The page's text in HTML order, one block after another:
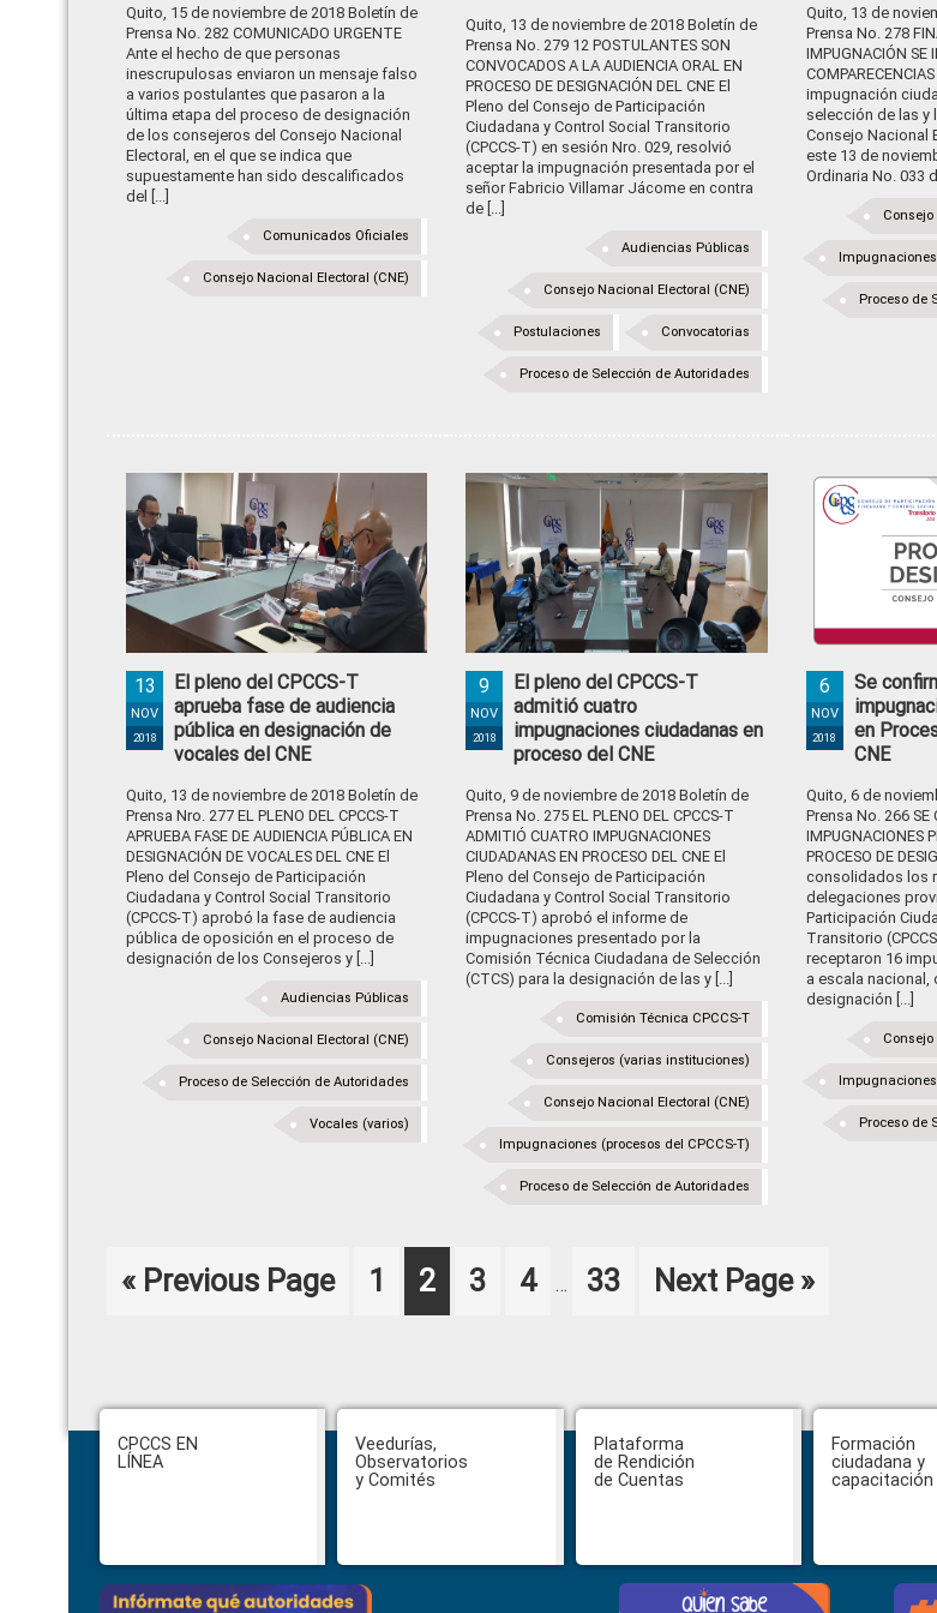
Quito, 15 de noviembre de 2018 Boletín de
Prensa No. 282 COMUNICADO URGENTE
Ante el hecho de que personas
inescrupulosas enviaron un mensaje falso
a varios postulantes que pasaron a la
última etapa del proceso de designación
de los consejeros del Consejo Nacional
Electoral, en el que se indica que
supuestamente han sido descalificados
del [...]
Comunicados Oficiales
Consejo Nacional Electoral (CNE)
Quito, 13 de noviembre de 2018 Boletín de
Prensa No. 279 12 POSTULANTES SON
CONVOCADOS A LA AUDIENCIA ORAL EN
PROCESO DE DESIGNACIÓN DEL CNE El
Pleno del Consejo de Participación
Ciudadana y Control Social Transitorio
(CPCCS-T) en sesión Nro. 029, resolvió
aceptar la impugnación presentada por el
señor Fabricio Villamar Jácome en contra
de [...]
Audiencias Públicas
Consejo Nacional Electoral (CNE)
Convocatorias
Postulaciones
Proceso de Selección de Autoridades
Quito, 13 de
Prensa No. 278
IMPUGNACIÓN SE
impugnación
selección de las y
Consejo Nacional
este 13 de
Ordinaria No. 033
Proceso de
El pleno del CPCCS-T
aprueba fase de audiencia
pública en designación de
vocales del CNE
13
NOV
2018
Quito, 13 de noviembre de 2018 Boletín de
Prensa Nro. 277 EL PLENO DEL CPCCS-T
APRUEBA FASE DE AUDIENCIA PÚBLICA EN
DESIGNACIÓN DE VOCALES DEL CNE El
Pleno del Consejo de Participación
Ciudadana y Control Social Transitorio
(CPCCS-T) aprobó la fase de audiencia
pública de oposición en el proceso de
designación de los Consejeros y [...]
Audiencias Públicas
Consejo Nacional Electoral (CNE)
Proceso de Selección de Autoridades
Vocales (varios)
El pleno del CPCCS-T
admitió cuatro
impugnaciones ciudadanas en
proceso del CNE
9
NOV
2018
Quito, 9 de noviembre de 2018 Boletín de
Prensa No. 275 EL PLENO DEL CPCCS-T
ADMITIÓ CUATRO IMPUGNACIONES
CIUDADANAS EN PROCESO DEL CNE El
Pleno del Consejo de Participación
Ciudadana y Control Social Transitorio
(CPCCS-T) aprobó el informe de
impugnaciones presentado por la
Comisión Técnica Ciudadana de Selección
(CTCS) para la designación de las y [...]
Comisión Técnica CPCCS-T
Consejeros (varias instituciones)
Consejo Nacional Electoral (CNE)
Impugnaciones (procesos del CPCCS-T)
Proceso de Selección de Autoridades
Se
en
CNE
6
NOV
2018
Quito, 6 de
Prensa No. 266 SE
IMPUGNACIONES
PROCESO DE
consolidados los
delegaciones
Participación
Transitorio
receptaron 16
a escala
designación [...]
Proceso de
« Go
Previous Page Page
1 Page
2 Page
3 Page
4
pages
… Page
33
Go
Next Page »
Footer
CPCCS EN
LÍNEA
Veedurías,
Observatorios
y Comités
Plataforma
de Rendición
de Cuentas
Formación
ciudadana y
capacitación
CPCCS aprueba
Veeduría para
autoridad de la SOT